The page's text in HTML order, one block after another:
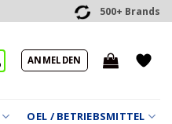
500+ Brands
ANMELDEN
OEL / BETRIEBSMITTEL